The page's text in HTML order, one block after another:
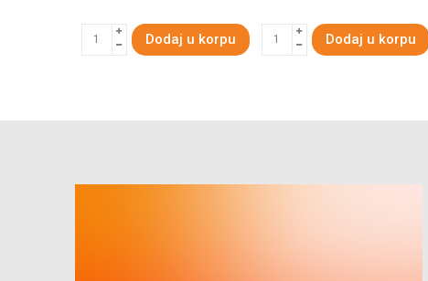
Dodaj u korpu Dodaj u korpu